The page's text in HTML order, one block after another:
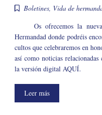
Boletines, Vida de
Os ofrecemos la
Hermandad donde podréis
cultos que celebraremos en
así como noticias
la versión digital AQUÍ.
Leer más